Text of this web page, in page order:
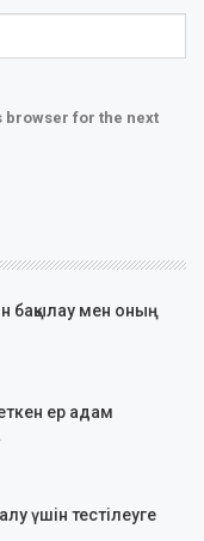
browser for the next
бақылау мен оның
ер адам
үшін тестілеуге